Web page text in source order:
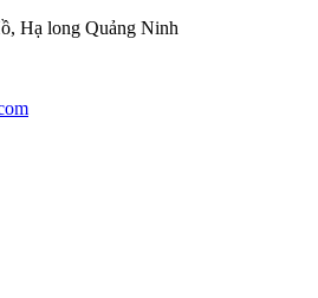
Hạ long Quảng Ninh